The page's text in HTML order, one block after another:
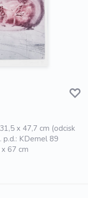
x 47,7 cm (odcisk
p.d.: KDemel 89
67 cm